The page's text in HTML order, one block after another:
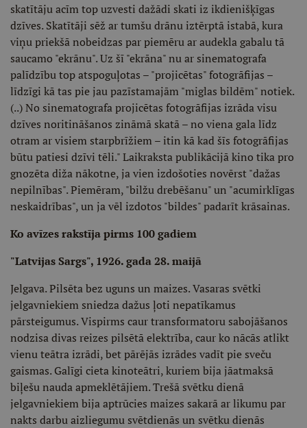
skatītāju acīm top uzvesti dažādi skati iz ikdienišķīgas
dzīves. Skatītāji sēž ar tumšu drānu iz­tērptā istabā, kura
viņu priekšā nobei­dzas par piemēru ar audekla gabalu tā
saucamo "ekrānu". Uz šī "ekrāna" nu ar sinematografa
palīdzību top atspoguļotas – "projicētas" fotogrāfijas –
līdzīgi kā tas pie jau pazīstamajām "miglas bildēm" notiek.
(..) No sinema­tografa projicētas fotogrāfijas izrāda visu
dzīves noritināšanos zināmā ska­tā – no viena gala līdz
otram ar visiem starpbrīžiem – itin kā kad šīs fotogrā­fijas
būtu patiesi dzīvi tēli." Laikraksta publikācijā kino tika pro
gnozēta di­ža nākotne, ja vien izdošoties novērst "dažas
nepilnības". Piemēram, "bilžu drebēšanu" un "acumirklīgas
neskaid­rības", un ja vēl izdotos "bildes" padarīt krāsainas.
Ko avīzes rakstīja pirms 100 gadiem
"Latvijas Sargs", 1926. gada 28. maijā
Jelgava. Pilsēta bez uguns un maizes. Vasaras svētki
jelgavniekiem sniedza dažus ļoti nepatīkamus
pārsteigumus. Vispirms caur transformatoru sabojāšanos
nodzisa divas reizes pilsētā elektrība, caur ko nācās atlikt
vienu teātra izrādi, bet pārējās izrādes vadīt pie sveču
gaismas. Galīgi cieta kinoteātri, kuriem bija jāatmaksā
biļešu nauda apmeklētājiem. Trešā svētku dienā
jelgavniekiem bija aptrūcies maizes sakarā ar likumu par
nakts darbu aizliegumu svētdienās un svētku dienās